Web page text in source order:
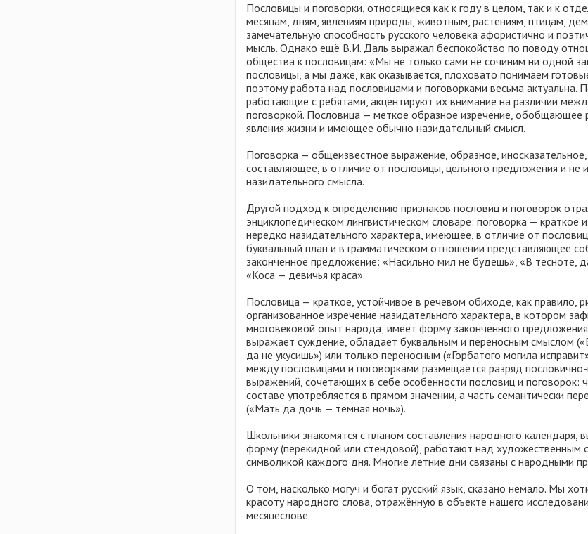
Пословицы и поговорки, относящиеся как к году в целом, так и к
месяцам, дням, явлениям природы, животным, растениям, птицам,
замечательную способность русского человека афористично и
мысль. Однако ещё В.И. Даль выражал беспокойство по поводу
общества к пословицам: «Мы не только сами не сочиним ни одной
пословицы, а мы даже, как оказывается, плоховато понимаем
поэтому работа над пословицами и поговорками весьма актуальна.
работающие с ребятами, акцентируют их внимание на различии
поговоркой. Пословица — меткое образное изречение, обобщающее
явления жизни и имеющее обычно назидательный смысл.
Поговорка — общеизвестное выражение, образное,
составляющее, в отличие от пословицы, цельного предложения и не
назидательного смысла.
Другой подход к определению признаков пословиц и поговорок
энциклопедическом лингвистическом словаре: поговорка — краткое
нередко назидательного характера, имеющее, в отличие от
буквальный план и в грамматическом отношении представляющее
законченное предложение: «Насильно мил не будешь», «В тесноте,
«Коса — девичья краса».
Пословица — краткое, устойчивое в речевом обиходе, как правило,
организованное изречение назидательного характера, в котором
многовековой опыт народа; имеет форму законченного
выражает суждение, обладает буквальным и переносным смыслом
да не укусишь») или только переносным («Горбатого могила
между пословицами и поговорками размещается разряд
выражений, сочетающих в себе особенности пословиц и поговорок:
составе употребляется в прямом значении, а часть семантически
(«Мать да дочь — тёмная ночь»).
Школьники знакомятся с планом составления народного календаря,
форму (перекидной или стендовой), работают над художественным
символикой каждого дня. Многие летние дни связаны с народными
О том, насколько могуч и богат русский язык, сказано немало. Мы
красоту народного слова, отражённую в объекте нашего
месяцеслове.